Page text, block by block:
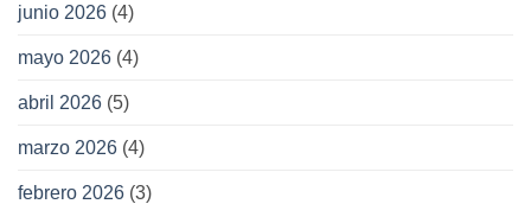
junio 2026 (4)
mayo 2026 (4)
abril 2026 (5)
marzo 2026 (4)
febrero 2026 (3)